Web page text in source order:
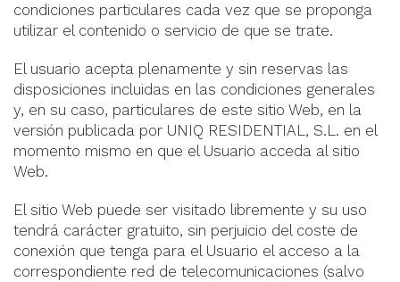
condiciones particulares cada vez que se proponga
utilizar el contenido o servicio de que se trate.
El usuario acepta plenamente y sin reservas las
disposiciones incluidas en las condiciones generales
y, en su caso, particulares de este sitio Web, en la
versión publicada por UNIQ RESIDENTIAL, S.L. en el
momento mismo en que el Usuario acceda al sitio
Web.
El sitio Web puede ser visitado libremente y su uso
tendrá carácter gratuito, sin perjuicio del coste de
conexión que tenga para el Usuario el acceso a la
correspondiente red de telecomunicaciones (salvo